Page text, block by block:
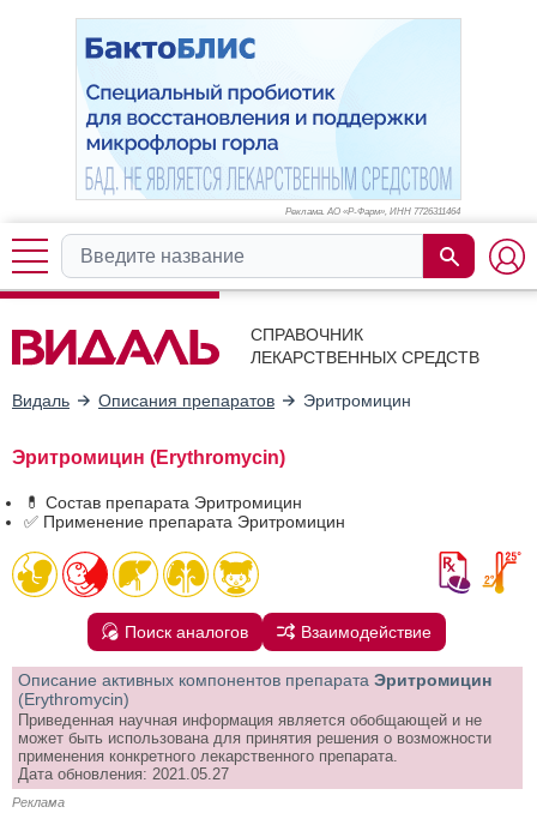
Реклама. АО «Р-Фарм», ИНН 7726311464
СПРАВОЧНИК
ЛЕКАРСТВЕННЫХ СРЕДСТВ
Видаль Описания препаратов Эритромицин
Эритромицин (Erythromycin)
💊 Состав препарата Эритромицин
✅ Применение препарата Эритромицин
Поиск аналогов Взаимодействие
Описание активных компонентов препарата Эритромицин
(Erythromycin)
Приведенная научная информация является обобщающей и не
может быть использована для принятия решения о возможности
применения конкретного лекарственного препарата.
Дата обновления: 2021.05.27
Реклама